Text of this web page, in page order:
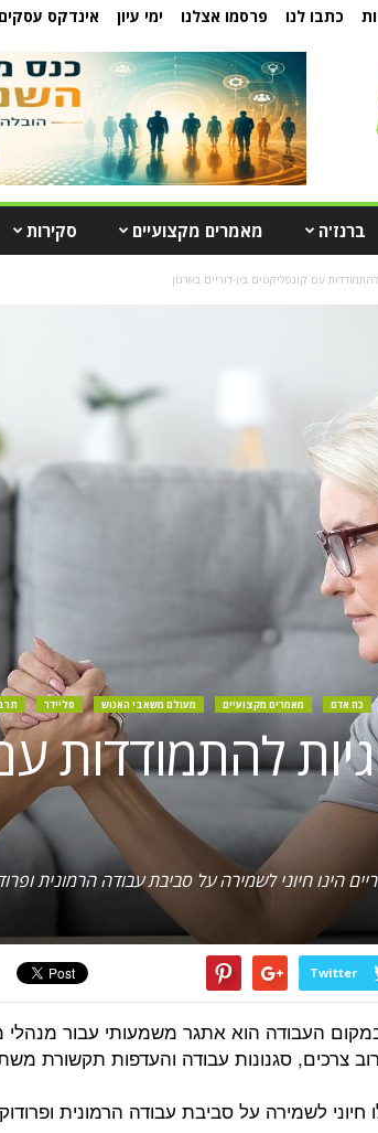
כתבו לנו פרסמו אצלנו ימי עיון אינדקס עסקים
ברנז'ה מאמרים מקצועיים סקירות
כח אדם מאמרים מקצועיים מעולם משאבי האנוש סליידר
להתמודדות
הינו חיוני לשמירה על סביבת עבודה הרמונית
Twitter
במקום העבודה הוא אתגר משמעותי עבור
צרכים, סגנונות עבודה והעדפות תקשורת
חיוני לשמירה על סביבת עבודה הרמונית